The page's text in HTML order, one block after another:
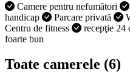
Camere pentru nefumători
handicap
Parcare privată
Centru de fitness
recepţie 24
foarte bun
Toate camerele (6)